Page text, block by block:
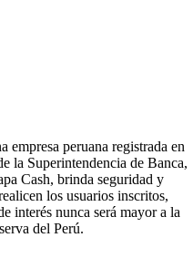
empresa peruana registrada en
la Superintendencia de Banca,
Cash, brinda seguridad y
los usuarios inscritos,
interés nunca será mayor a la
del Perú.